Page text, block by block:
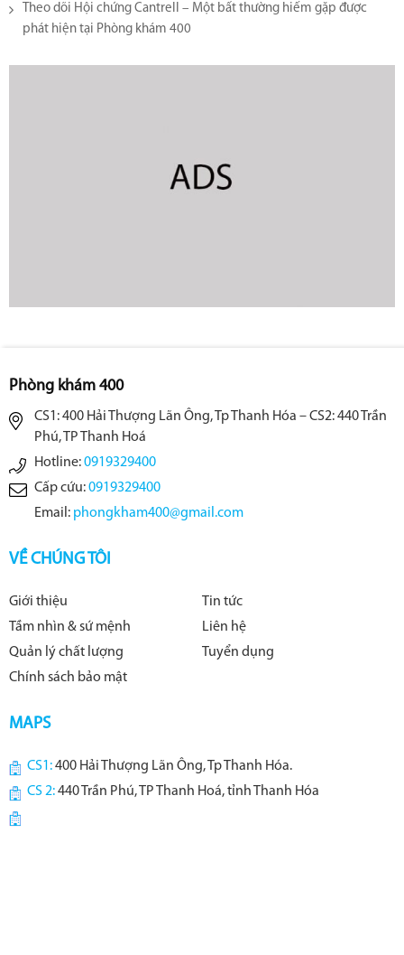
Theo dõi Hội chứng Cantrell – Một bất thường hiếm gặp được
phát hiện tại Phòng khám 400
Phòng khám 400
CS1: 400 Hải Thượng Lãn Ông, Tp Thanh Hóa – CS2: 440 Trần
Phú, TP Thanh Hoá
Hotline:0919329400
Cấp cứu:0919329400
Email: phongkham400@gmail.com
VỀ CHÚNG TÔI
Giới thiệu
Tin tức
Tầm nhìn & sứ mệnh
Liên hệ
Quản lý chất lượng
Tuyển dụng
Chính sách bảo mật
MAPS
CS1:400 Hải Thượng Lãn Ông, Tp Thanh Hóa.
CS 2:440 Trần Phú, TP Thanh Hoá, tỉnh Thanh Hóa